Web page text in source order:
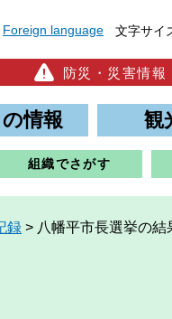
Foreign language 文字サイ
防災・災害情報
情報 観
組織でさがす
録 > 八幡平市長選挙の